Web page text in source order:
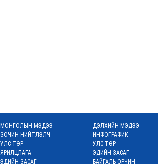
МОНГОЛЫН МЭДЭЭ
ЗОЧИН НИЙТЛЭЛЧ
УЛС ТӨР
ЯРИЛЦЛАГА
ЭДИЙН ЗАСАГ
ДЭЛХИЙН МЭДЭЭ
ИНФОГРАФИК
УЛС ТӨР
ЭДИЙН ЗАСАГ
БАЙГАЛЬ ОРЧИН